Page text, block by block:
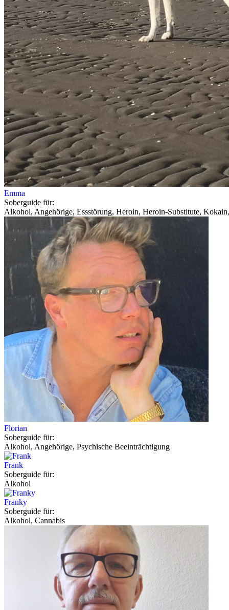
Emma
Soberguide für:
Alkohol, Angehörige, Essstörung, Heroin, Heroin-Substitute,
Florian
Soberguide für:
Alkohol, Angehörige, Psychische Beeinträchtigung
Frank
Soberguide für:
Alkohol
Franky
Soberguide für:
Alkohol, Cannabis